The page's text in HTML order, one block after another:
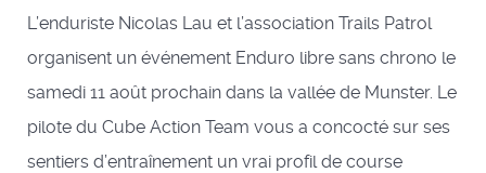
L’enduriste Nicolas Lau et l’association Trails Patrol
organisent un événement Enduro libre sans chrono le
samedi 11 août prochain dans la vallée de Munster. Le
pilote du Cube Action Team vous a concocté sur ses
sentiers d’entraînement un vrai profil de course